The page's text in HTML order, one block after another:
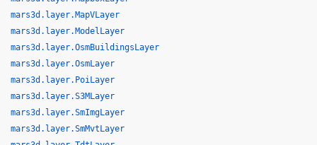
mars3d.layer.MapVLayer
mars3d.layer.ModelLayer
mars3d.layer.OsmBuildingsLayer
mars3d.layer.OsmLayer
mars3d.layer.PoiLayer
mars3d.layer.S3MLayer
mars3d.layer.SmImgLayer
mars3d.layer.SmMvtLayer